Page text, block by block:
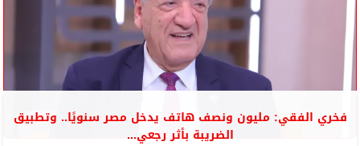
فخري الفقي: مليون ونصف هاتف يدخل مصر سنويًا.. وتطبيق
الضريبة بأثر رجعي...